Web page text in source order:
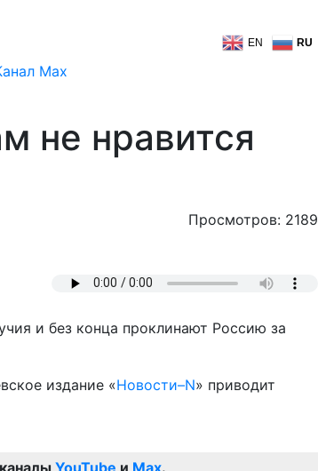
EN RU
не нравится
Просмотров: 2189
и без конца проклинают Россию за
издание «Новости–N» приводит
YouTube и Max.